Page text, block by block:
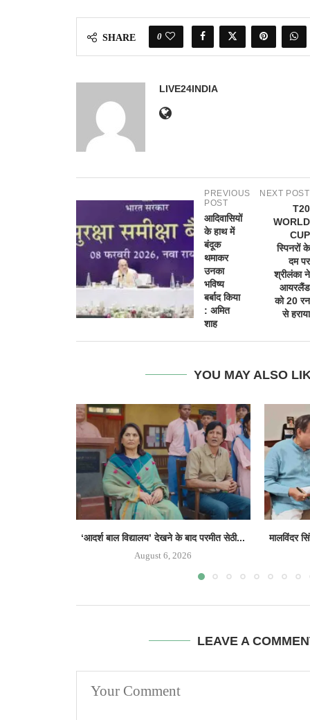
SHARE 0
LIVE24INDIA
PREVIOUS
POST
आदिवासियों
के हाथ में
बंदूक
थमाकर
उनका
भविष्य
बर्बाद किया
: अमित
शाह
NEXT POST
T20
WORLD
CUP
स्पिनरों के
दम पर
श्रीलंका ने
आयरलैंड
को 20 रन
से हराया
YOU MAY ALSO
‘आदर्श बाल विद्यालय’ देखने के बाद परमीत सेठी...
August 6, 2026
मालविंदर
LEAVE A